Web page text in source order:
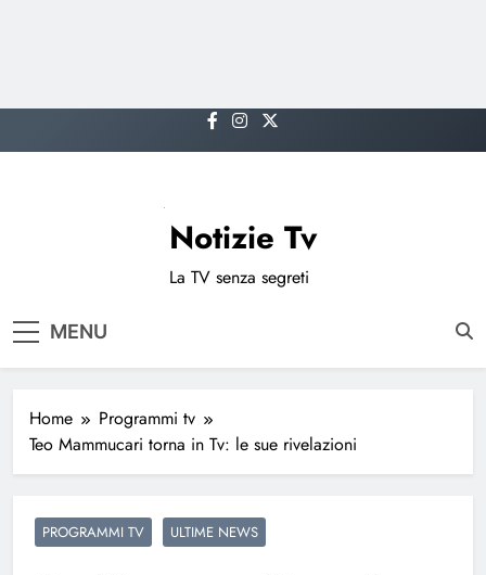
to
Notizie Tv
La TV senza segreti
MENU
Home
Programmi tv
Teo Mammucari torna in Tv: le sue rivelazioni
PROGRAMMI TV ULTIME NEWS